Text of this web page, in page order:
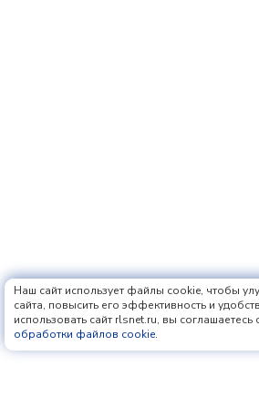
Наш сайт использует файлы cookie, чтобы
сайта, повысить его эффективность и
использовать сайт rlsnet.ru, вы соглашаетесь
обработки файлов cookie.